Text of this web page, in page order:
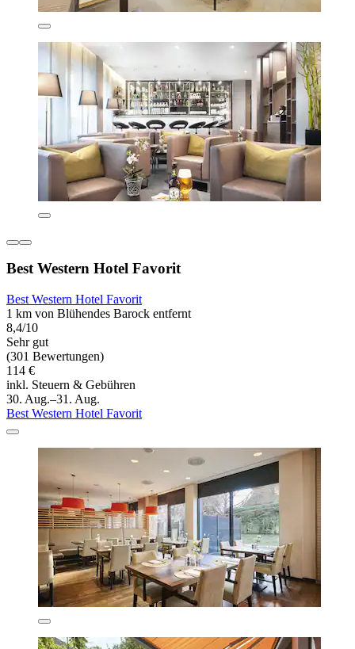
Best Western Hotel Favorit
Best Western Hotel Favorit
1 km von Blühendes Barock entfernt
8,4/10
Sehr gut
(301 Bewertungen)
114 €
inkl. Steuern & Gebühren
30. Aug.–31. Aug.
Best Western Hotel Favorit